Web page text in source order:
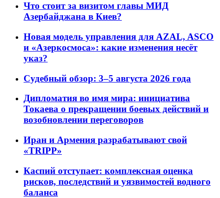
Что стоит за визитом главы МИД
Азербайджана в Киев?
Новая модель управления для AZAL, ASCO
и «Азеркосмоса»: какие изменения несёт
указ?
Судебный обзор: 3–5 августа 2026 года
Дипломатия во имя мира: инициатива
Токаева о прекращении боевых действий и
возобновлении переговоров
Иран и Армения разрабатывают свой
«TRIPP»
Каспий отступает: комплексная оценка
рисков, последствий и уязвимостей водного
баланса